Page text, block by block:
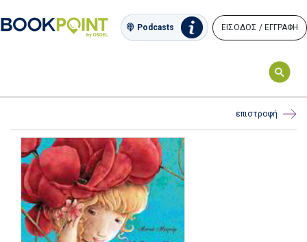
Podcasts ΕΙΣΟΔΟΣ / ΕΓΓΡΑΦΗ
επιστροφή